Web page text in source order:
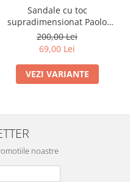
Sandale cu toc
supradimensionat Paolo
Botticelli 4M-23009, negre
200,00 Lei
69,00 Lei
VEZI VARIANTE
noastre